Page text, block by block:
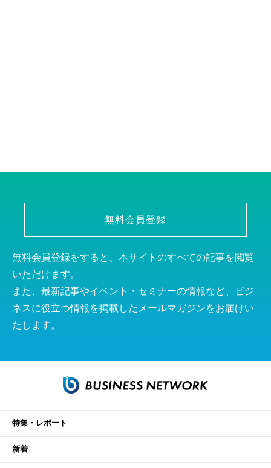
無料会員登録
無料会員登録をすると、本サイトのすべての記事を閲覧
いただけます。
また、最新記事やイベント・セミナーの情報など、ビジ
ネスに役立つ情報を掲載したメールマガジンをお届けい
たします。
特集・レポート
新着